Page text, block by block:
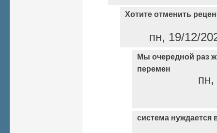
Хотите отменить
пн, 19/12/
Мы очередной раз
перемен
система